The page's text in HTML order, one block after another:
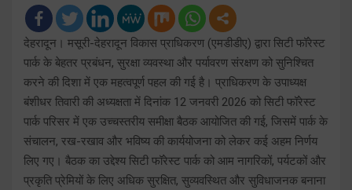
देहरादून। मसूरी-देहरादून विकास प्राधिकरण (एमडीडीए) द्वारा सिटी फॉरेस्ट
पार्क के बेहतर प्रबंधन, सुरक्षा व्यवस्था और पर्यावरण संरक्षण को सुनिश्चित
करने की दिशा में एक महत्वपूर्ण पहल की गई है। प्राधिकरण के उपाध्यक्ष
बंशीधर तिवारी की अध्यक्षता में दिनांक 12 जनवरी 2026 को सिटी फॉरेस्ट
पार्क परिसर में एक उच्चस्तरीय समीक्षा बैठक आयोजित की गई, जिसमें पार्क के
संचालन, रख-रखाव और भविष्य की कार्ययोजना को लेकर कई अहम निर्णय
लिए गए। बैठक का उद्देश्य सिटी फॉरेस्ट पार्क को आम नागरिकों, पर्यटकों और
प्रकृति प्रेमियों के लिए अधिक सुरक्षित, सुव्यवस्थित और सुविधाजनक बनाना